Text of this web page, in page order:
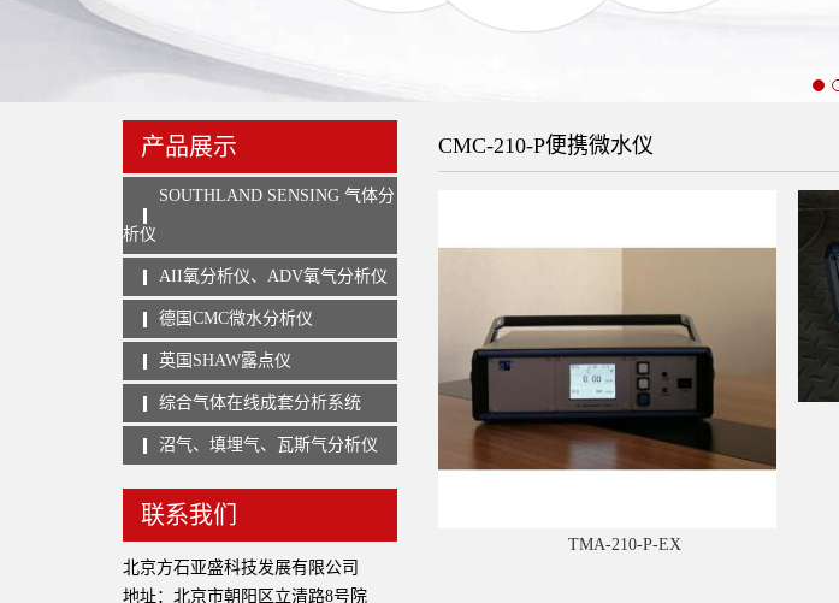
产品展示
SOUTHLAND SENSING 气体分
析仪
AII氧分析仪、ADV氧气分析仪
德国CMC微水分析仪
英国SHAW露点仪
综合气体在线成套分析系统
沼气、填埋气、瓦斯气分析仪
联系我们
北京方石亚盛科技发展有限公司
地址：北京市朝阳区立清路8号院
CMC-210-P便携微水仪
TMA-210-P-EX